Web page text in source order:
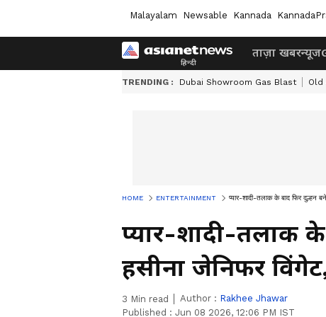
Malayalam Newsable Kannada
ताज़ा खबरन्यूज
TRENDING : Dubai Showroom Gas Blast Old
HOME ENTERTAINMENT प्यार-शादी-तलाक के बाद फिर दुल्हन
प्यार-शादी-तलाक
हसीना जेनिफर
3 Min read Author : Rakhee Jhawar
Published : Jun 08 2026, 12:06 PM IST